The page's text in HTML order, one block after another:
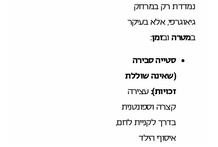
נמדדת רק במרחק
גיאוגרפי, אלא בעיקר
במטרה ובזמן:
סטייה סבירה
(שאינה שוללת
זכויות): עצירה
קצרה וספונטנית
בדרך לקניית לחם,
איסוף הילד